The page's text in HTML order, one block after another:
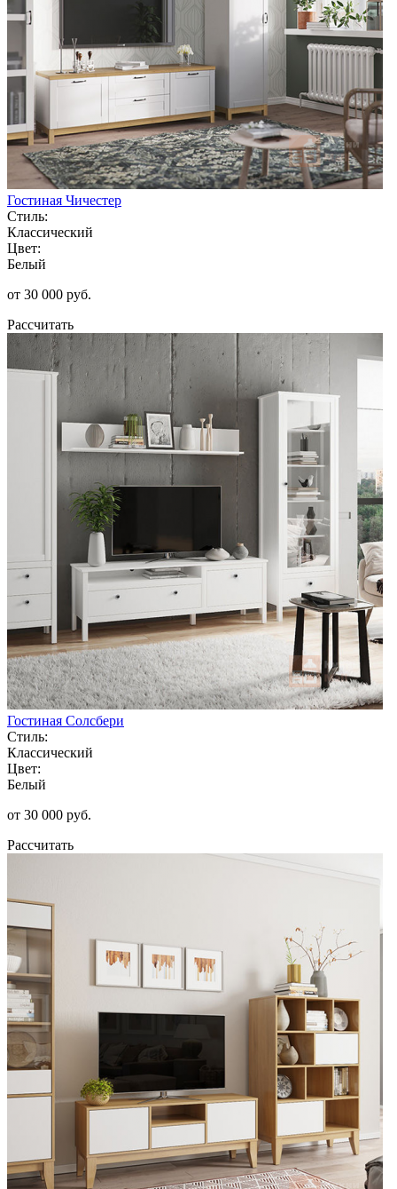
Гостиная Чичестер
Стиль:
Классический
Цвет:
Белый
от 30 000 руб.
Рассчитать
Гостиная Солсбери
Стиль:
Классический
Цвет:
Белый
от 30 000 руб.
Рассчитать